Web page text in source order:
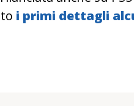
i primi dettagli